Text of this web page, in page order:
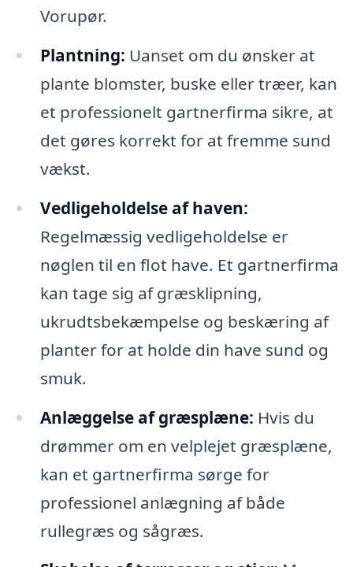
Vorupør.
Plantning: Uanset om du ønsker at
plante blomster, buske eller træer, kan
et professionelt gartnerfirma sikre, at
det gøres korrekt for at fremme sund
vækst.
Vedligeholdelse af haven:
Regelmæssig vedligeholdelse er
nøglen til en flot have. Et gartnerfirma
kan tage sig af græsklipning,
ukrudtsbekæmpelse og beskæring af
planter for at holde din have sund og
smuk.
Anlæggelse af græsplæne: Hvis du
drømmer om en velplejet græsplæne,
kan et gartnerfirma sørge for
professionel anlægning af både
rullegræs og sågræs.